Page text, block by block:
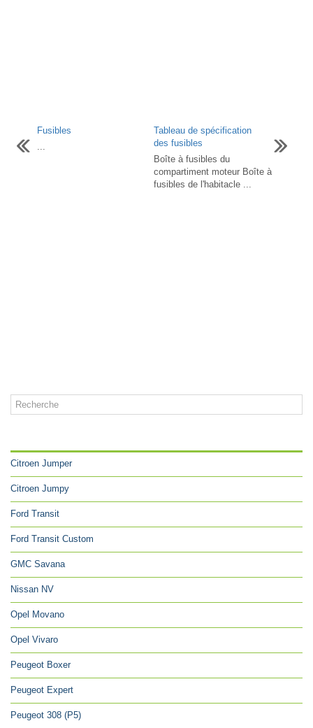
Fusibles
Tableau de spécification
des fusibles
Boîte à fusibles du
compartiment moteur Boîte à
fusibles de l'habitacle ...
Citroen Jumper
Citroen Jumpy
Ford Transit
Ford Transit Custom
GMC Savana
Nissan NV
Opel Movano
Opel Vivaro
Peugeot Boxer
Peugeot Expert
Peugeot 308 (P5)